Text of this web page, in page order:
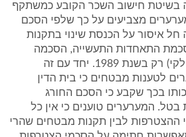
בשיטת חישוב השכר הקובע כמשתקף
1991. המערערים מצביעים על כך שלפי הסכם
חל איסור על הכנסת שינוי בתקנות
התאחדות התעשייה, הסכמה
שניתנה (באופן חלקי) רק בשנת 1989. יחד עם זה
לטענות מבטחים כי בית הדין
בכך שקבע כי הסכם החורג
בטל. המערערים טוענים כי אין כל
ההצטרפות לבין תקנות מבטחים שהרי